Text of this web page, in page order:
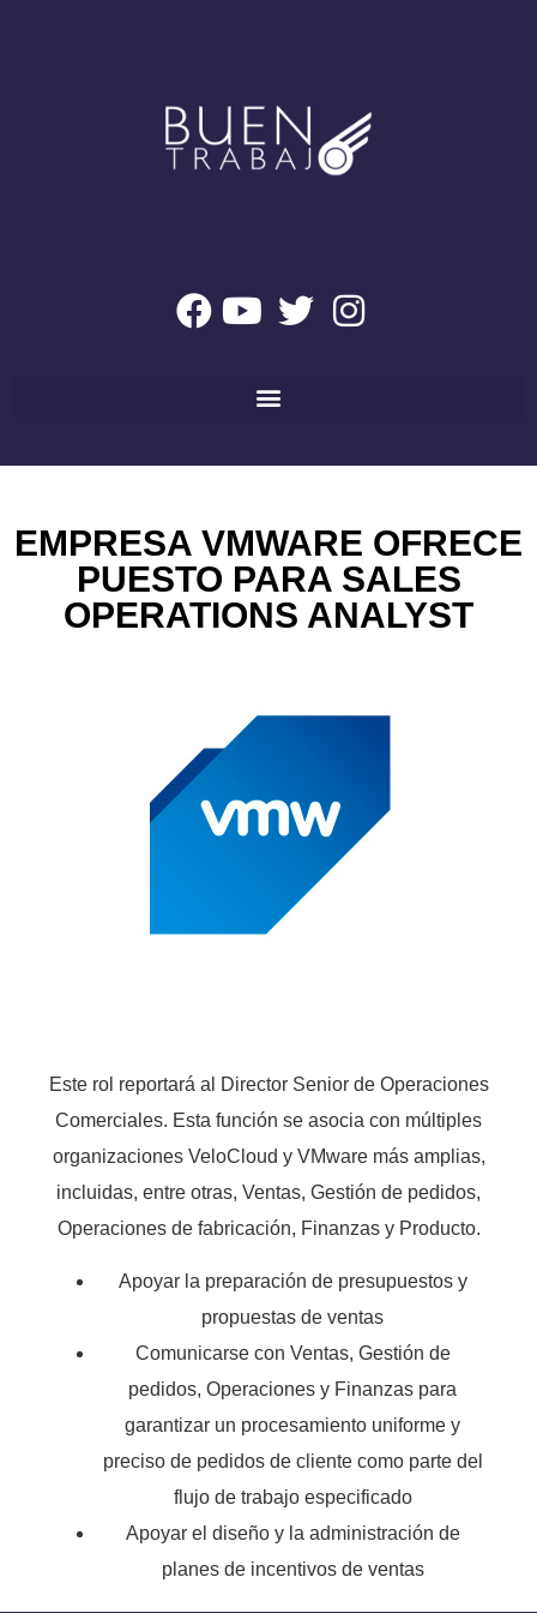
EMPRESA VMWARE OFRECE
PUESTO PARA SALES
OPERATIONS ANALYST
Este rol reportará al Director Senior de Operaciones
Comerciales. Esta función se asocia con múltiples
organizaciones VeloCloud y VMware más amplias,
incluidas, entre otras, Ventas, Gestión de pedidos,
Operaciones de fabricación, Finanzas y Producto.
Apoyar la preparación de presupuestos y
propuestas de ventas
Comunicarse con Ventas, Gestión de
pedidos, Operaciones y Finanzas para
garantizar un procesamiento uniforme y
preciso de pedidos de cliente como parte del
flujo de trabajo especificado
Apoyar el diseño y la administración de
planes de incentivos de ventas